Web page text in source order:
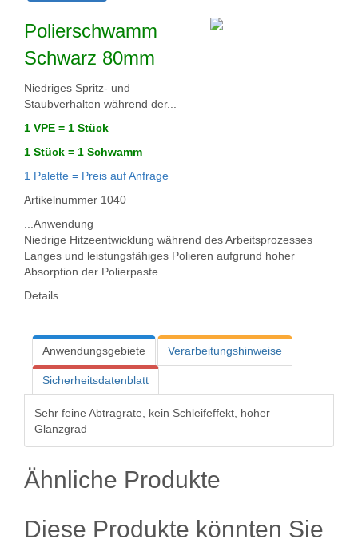
Polierschwamm
Schwarz 80mm
Niedriges Spritz- und
Staubverhalten während der...
1 VPE = 1 Stück
1 Stück = 1 Schwamm
1 Palette = Preis auf Anfrage
Artikelnummer 1040
...Anwendung
Niedrige Hitzeentwicklung während des Arbeitsprozesses
Langes und leistungsfähiges Polieren aufgrund hoher
Absorption der Polierpaste
Details
Anwendungsgebiete Verarbeitungshinweise
Sicherheitsdatenblatt
Sehr feine Abtragrate, kein Schleifeffekt, hoher
Glanzgrad
Ähnliche Produkte
Diese Produkte könnten Sie